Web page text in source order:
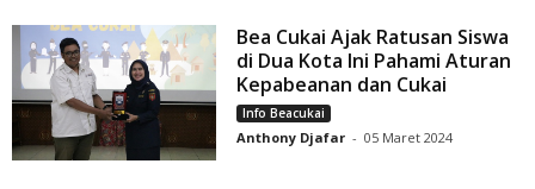
Bea Cukai Ajak Ratusan Siswa
di Dua Kota Ini Pahami Aturan
Kepabeanan dan Cukai
Info Beacukai
Anthony Djafar - 05 Maret 2024